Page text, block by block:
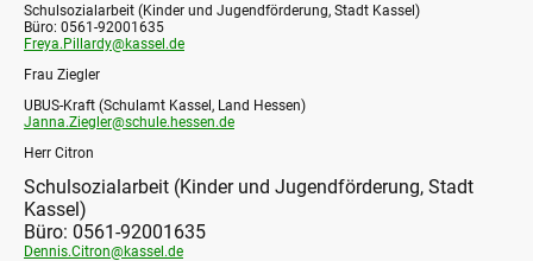
Schulsozialarbeit (Kinder und Jugendförderung, Stadt Kassel)
Büro: 0561-92001635
Freya.Pillardy@kassel.de
Frau Ziegler
UBUS-Kraft (Schulamt Kassel, Land Hessen)
Janna.Ziegler@schule.hessen.de
Herr Citron
Schulsozialarbeit (Kinder und Jugendförderung, Stadt
Kassel)
Büro: 0561-92001635
Dennis.Citron@kassel.de